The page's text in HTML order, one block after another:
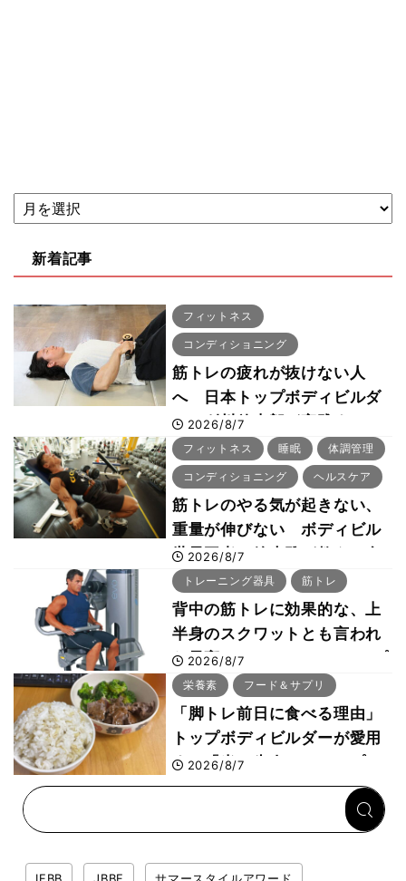
新着記事
フィットネス
コンディショニング
筋トレの疲れが抜けない人
へ 日本トップボディビルダ
ー・刈川啓志郎が実践する
「回復習慣」
2026/8/7
フィットネス 睡眠 体調管理
コンディショニング ヘルスケア
筋トレのやる気が起きない、
重量が伸びない ボディビル
世界王者・鈴木雅が教える食
事・睡眠・呼吸の整え方
2026/8/7
トレーニング器具 筋トレ
背中の筋トレに効果的な、上
半身のスクワットとも言われ
た最高マシン“ノーチラス・プ
ルオーバーマシン”とは？
2026/8/7
栄養素 フード＆サプリ
「脚トレ前日に食べる理由」
トップボディビルダーが愛用
する「米＋牛肉」のシンプル
回復メシとは？
2026/8/7